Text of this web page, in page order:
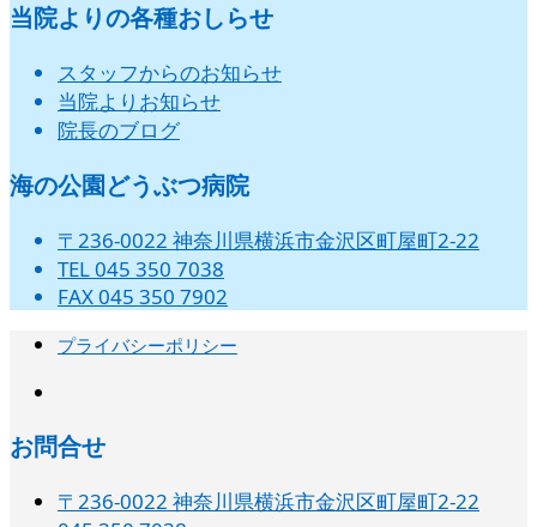
当院よりの各種おしらせ
スタッフからのお知らせ
当院よりお知らせ
院長のブログ
海の公園どうぶつ病院
〒236-0022 神奈川県横浜市金沢区町屋町2-22
TEL 045 350 7038
FAX 045 350 7902
プライバシーポリシー
お問合せ
〒236-0022 神奈川県横浜市金沢区町屋町2-22